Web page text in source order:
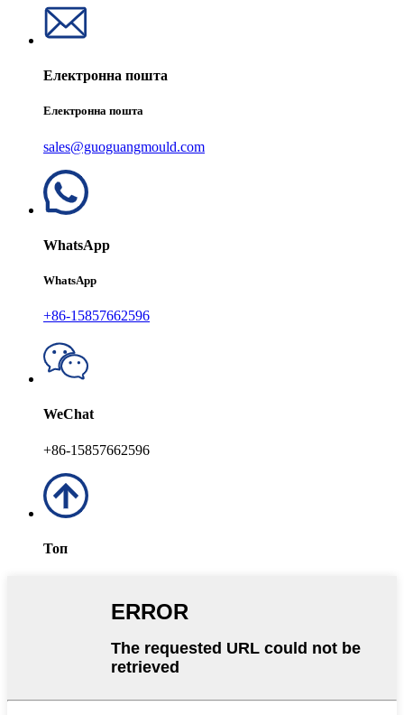
Електронна пошта
Електронна пошта
sales@guoguangmould.com
WhatsApp
WhatsApp
+86-15857662596
WeChat
+86-15857662596
Топ